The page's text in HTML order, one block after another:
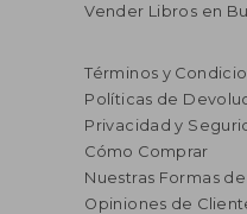
Vender Libros en
Términos y
Políticas de
Privacidad y
Cómo Comprar
Nuestras Formas
Opiniones de